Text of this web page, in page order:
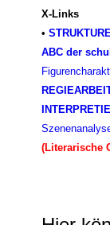
X-Links
•
ABC der
(Literarische